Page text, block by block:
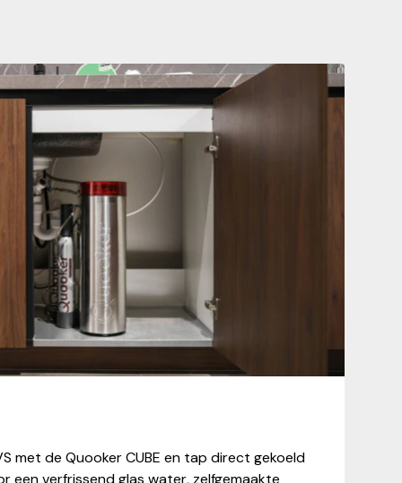
met de Quooker CUBE en tap direct gekoeld
een verfrissend glas water, zelfgemaakte